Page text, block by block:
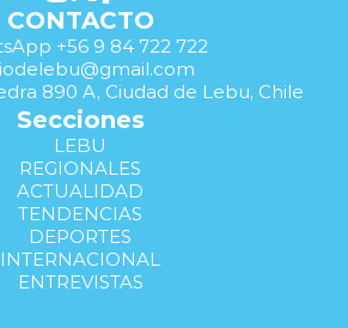
CONTACTO
+56 9 84 722 722
890 A, Ciudad de Lebu, Chile
Secciones
LEBU
REGIONALES
ACTUALIDAD
TENDENCIAS
DEPORTES
INTERNACIONAL
ENTREVISTAS